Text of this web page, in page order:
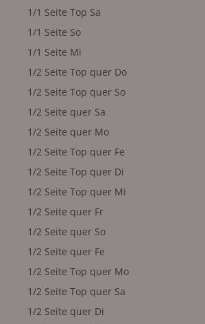
1/1 Seite Top Sa
1/1 Seite So
1/1 Seite Mi
1/2 Seite Top quer Do
1/2 Seite Top quer So
1/2 Seite quer Sa
1/2 Seite quer Mo
1/2 Seite Top quer Fe
1/2 Seite Top quer Di
1/2 Seite Top quer Mi
1/2 Seite quer Fr
1/2 Seite quer So
1/2 Seite quer Fe
1/2 Seite Top quer Mo
1/2 Seite Top quer Sa
1/2 Seite quer Di